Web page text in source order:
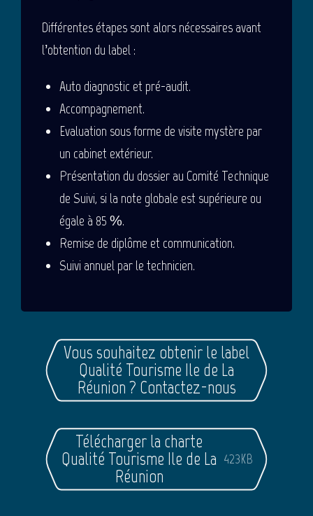
Différentes étapes sont alors nécessaires avant
l’obtention du label :
Auto diagnostic et pré-audit.
Accompagnement.
Evaluation sous forme de visite mystère par
un cabinet extérieur.
Présentation du dossier au Comité Technique
de Suivi, si la note globale est supérieure ou
égale à 85 %.
Remise de diplôme et communication.
Suivi annuel par le technicien.
Vous souhaitez obtenir le label
Qualité Tourisme Ile de La
Réunion ? Contactez-nous
Télécharger la charte
Qualité Tourisme Ile de La
Réunion
423KB